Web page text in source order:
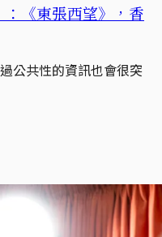
：《東張西望》，香
公共性的資訊也會很突